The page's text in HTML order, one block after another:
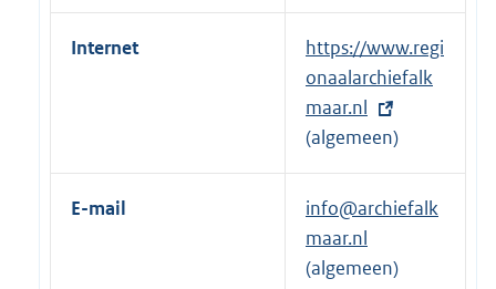
Internet
E
x
t
e
r
n
l
https://www.regi
onaalarchiefalk
maar.nl
(algemeen)
E-mail
info@archiefalk
maar.nl
(algemeen)